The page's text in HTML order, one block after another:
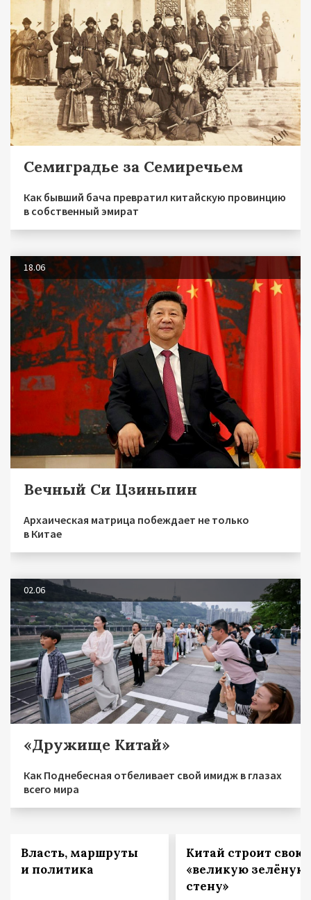
Семиградье за Семиречьем
Как бывший бача превратил китайскую провинцию
в собственный эмират
18.06
Вечный Си Цзиньпин
Архаическая матрица побеждает не только
в Китае
02.06
«Дружище Китай»
Как Поднебесная отбеливает свой имидж в глазах
всего мира
Власть, маршруты
и политика
Китай строит свою
«великую зелёную
стену»